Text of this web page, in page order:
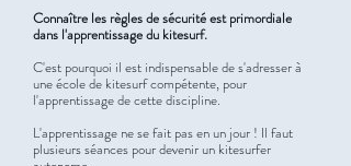
Connaître les règles de sécurité est primordiale
dans l'apprentissage du kitesurf.
C'est pourquoi il est indispensable de s'adresser à
une école de kitesurf compétente, pour
l'apprentissage de cette discipline.
L'apprentissage ne se fait pas en un jour ! Il faut
plusieurs séances pour devenir un kitesurfer